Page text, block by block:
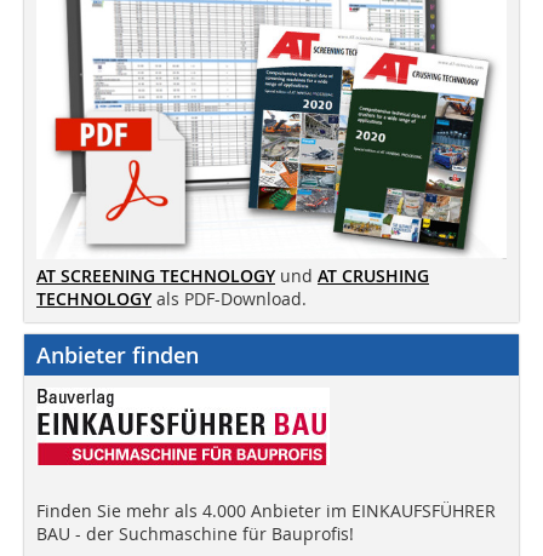
AT SCREENING TECHNOLOGY und AT CRUSHING
TECHNOLOGY als PDF-Download.
Anbieter finden
Finden Sie mehr als 4.000 Anbieter im EINKAUFSFÜHRER
BAU - der Suchmaschine für Bauprofis!